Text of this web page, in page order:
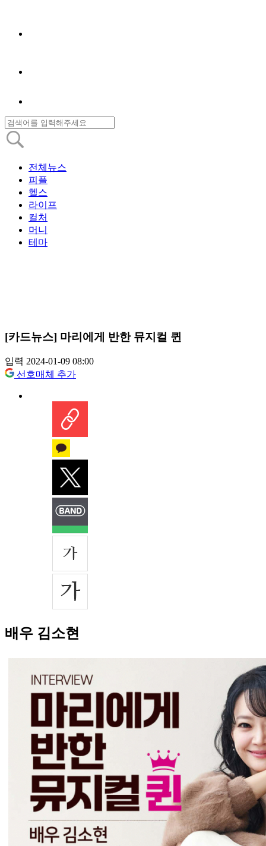
전체뉴스
피플
헬스
라이프
컬처
머니
테마
[카드뉴스] 마리에게 반한 뮤지컬 퀸
입력 2024-01-09 08:00
선호매체 추가
배우 김소현